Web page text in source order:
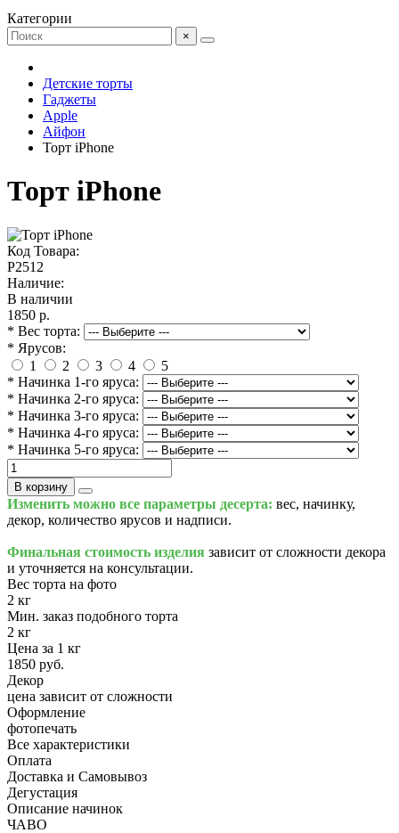
Категории
×
Детские торты
Гаджеты
Apple
Айфон
Торт iPhone
Торт iPhone
Код Товара:
P2512
Наличие:
В наличии
1850 р.
* Вес торта:
* Ярусов:
1
2 3 4
5
* Начинка 1-го яруса:
* Начинка 2-го яруса:
* Начинка 3-го яруса:
* Начинка 4-го яруса:
* Начинка 5-го яруса:
В корзину
Изменить можно все параметры десерта: вес, начинку,
декор, количество ярусов и надписи.
Финальная стоимость изделия зависит от сложности декора
и уточняется на консультации.
Вес торта на фото
2 кг
Мин. заказ подобного торта
2 кг
Цена за 1 кг
1850 руб.
Декор
цена зависит от сложности
Оформление
фотопечать
Все характеристики
Оплата
Доставка и Самовывоз
Дегустация
Описание начинок
ЧАВО